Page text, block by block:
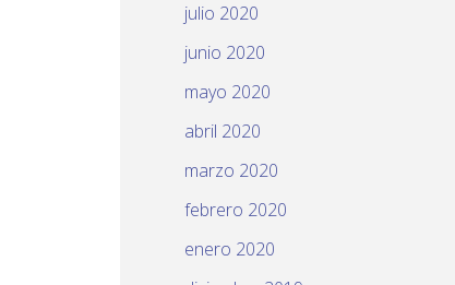
julio 2020
junio 2020
mayo 2020
abril 2020
marzo 2020
febrero 2020
enero 2020